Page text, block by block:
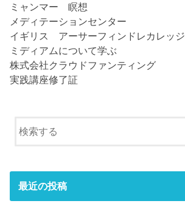
ミャンマー 瞑想
メディテーションセンター
イギリス アーサーフィンドレカレッジ
ミディアムについて学ぶ
株式会社クラウドファンティング
実践講座修了証
最近の投稿